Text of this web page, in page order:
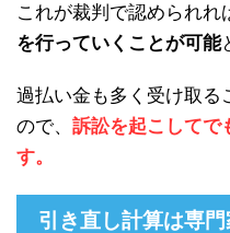
これが裁判で認められれ
を行っていくことが可能
過払い金も多く受け取る
ので、 訴訟を起こしてで
す。
引き直し計算は専門